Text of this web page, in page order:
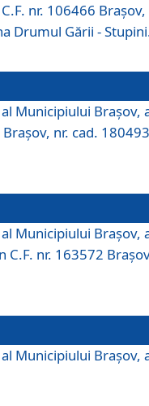
nr. 106466 Brașov,
Drumul Gării -
Municipiului Braşov,
nr. cad.
Municipiului Braşov,
C.F. nr. 163572
Municipiului Braşov,